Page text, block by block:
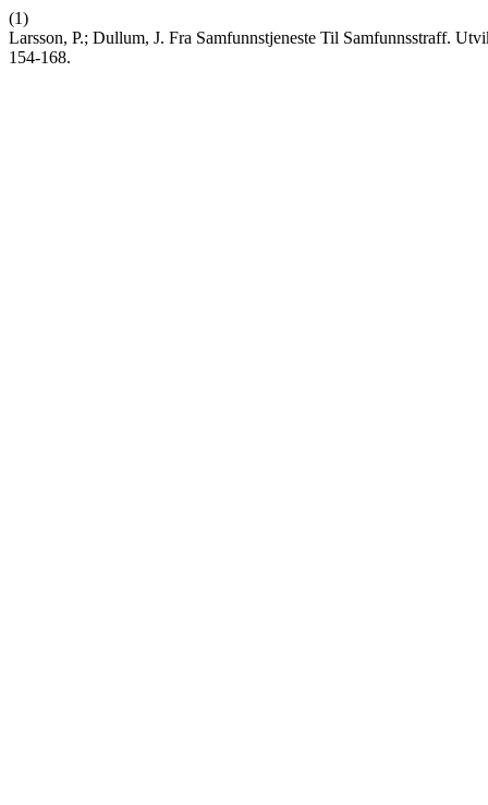
(1)
Larsson, P.; Dullum, J. Fra Samfunnstjeneste Til Samfunnsstraff.
154-168.